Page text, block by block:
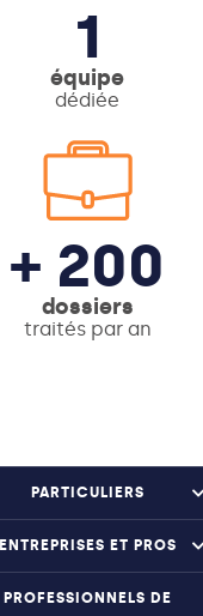
1
équipe
dédiée
+ 200
dossiers
traités par an
PARTICULIERS
ENTREPRISES ET PROS
PROFESSIONNELS DE